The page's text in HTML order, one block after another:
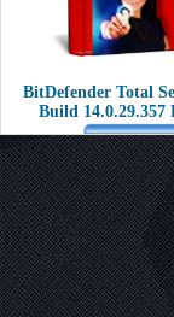
BitDefender Total
Build 14.0.29.357